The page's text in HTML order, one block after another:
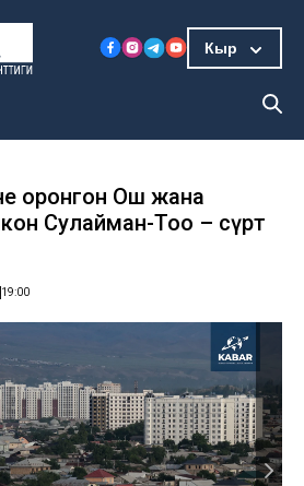
Кыр
оронгон Ош жана
Сулайман-Тоо – сүрөт
19:00